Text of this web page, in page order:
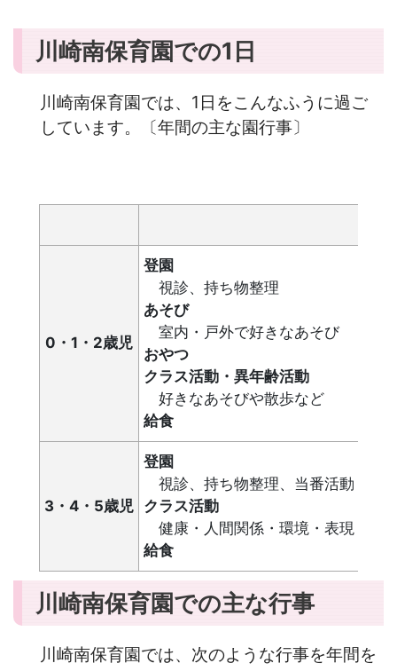
川崎南保育園での1日
川崎南保育園では、1日をこんなふうに過ご
しています。〔年間の主な園行事〕
0・1・2歳児
登園
視診、持ち物整理
あそび
室内・戸外で好きなあそび
おやつ
クラス活動・異年齢活動
好きなあそびや散歩など
給食
3・4・5歳児
登園
視診、持ち物整理、当番活動
クラス活動
健康・人間関係・環境・表現・言
給食
川崎南保育園での主な行事
川崎南保育園では、次のような行事を年間を